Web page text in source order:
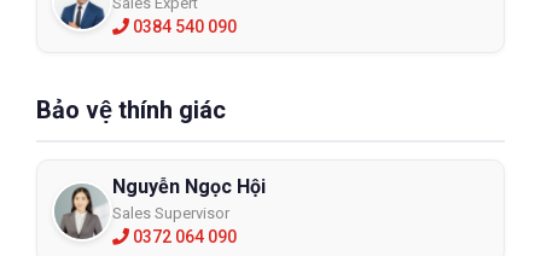
0384 540 090
Bảo vệ thính giác
Nguyễn Ngọc Hội
Sales Supervisor
0372 064 090